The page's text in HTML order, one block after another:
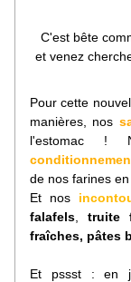
C'est bête
et venez
Pour cette
manières, nos
l'estomac !
de nos farines en
Et nos
falafels
truite
fraîches, pâtes
Et pssst : en